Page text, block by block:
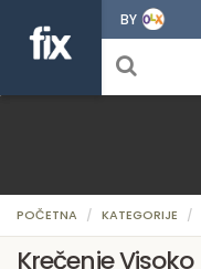
BY
POČETNA KATEGORIJE
Krečenje Visoko